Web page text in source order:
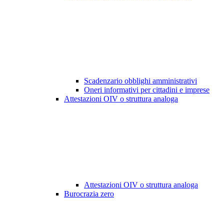
Scadenzario obblighi amministrativi
Oneri informativi per cittadini e imprese
Attestazioni OIV o struttura analoga
Attestazioni OIV o struttura analoga
Burocrazia zero